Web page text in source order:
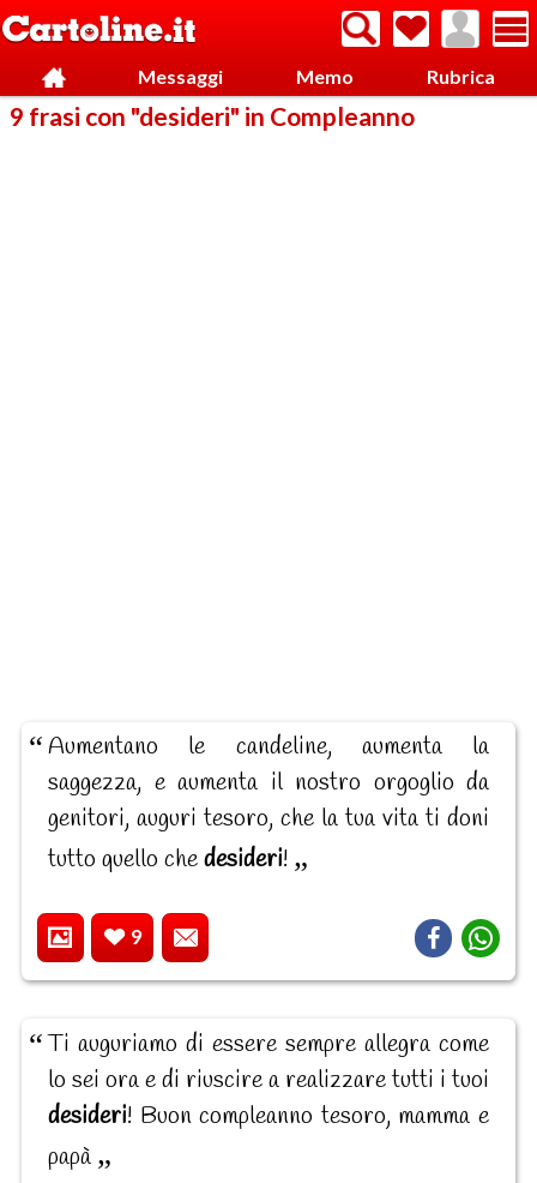
Messaggi Memo Rubrica
9 frasi con "desideri" in Compleanno
Aumentano le candeline, aumenta la
saggezza, e aumenta il nostro orgoglio da
genitori, auguri tesoro, che la tua vita ti doni
tutto quello chedesideri!
9
Ti auguriamo di essere sempre allegra come
lo sei ora e di riuscire a realizzare tutti i tuoi
desideri! Buon compleanno tesoro, mamma e
papà